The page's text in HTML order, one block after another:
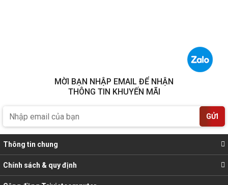
MỜI BẠN NHẬP EMAIL ĐỂ NHẬN
THÔNG TIN KHUYẾN MÃI
GỬI
Thông tin chung
Chính sách & quy định